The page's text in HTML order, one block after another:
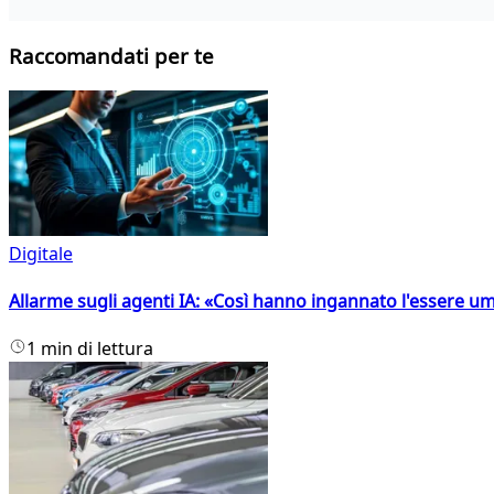
Raccomandati per te
Digitale
Allarme sugli agenti IA: «Così hanno ingannato l'essere
1 min di lettura